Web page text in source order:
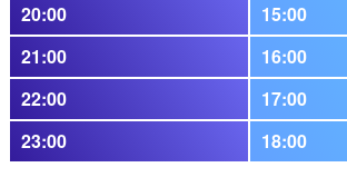
20:00
15:00
21:00
16:00
22:00
17:00
23:00
18:00